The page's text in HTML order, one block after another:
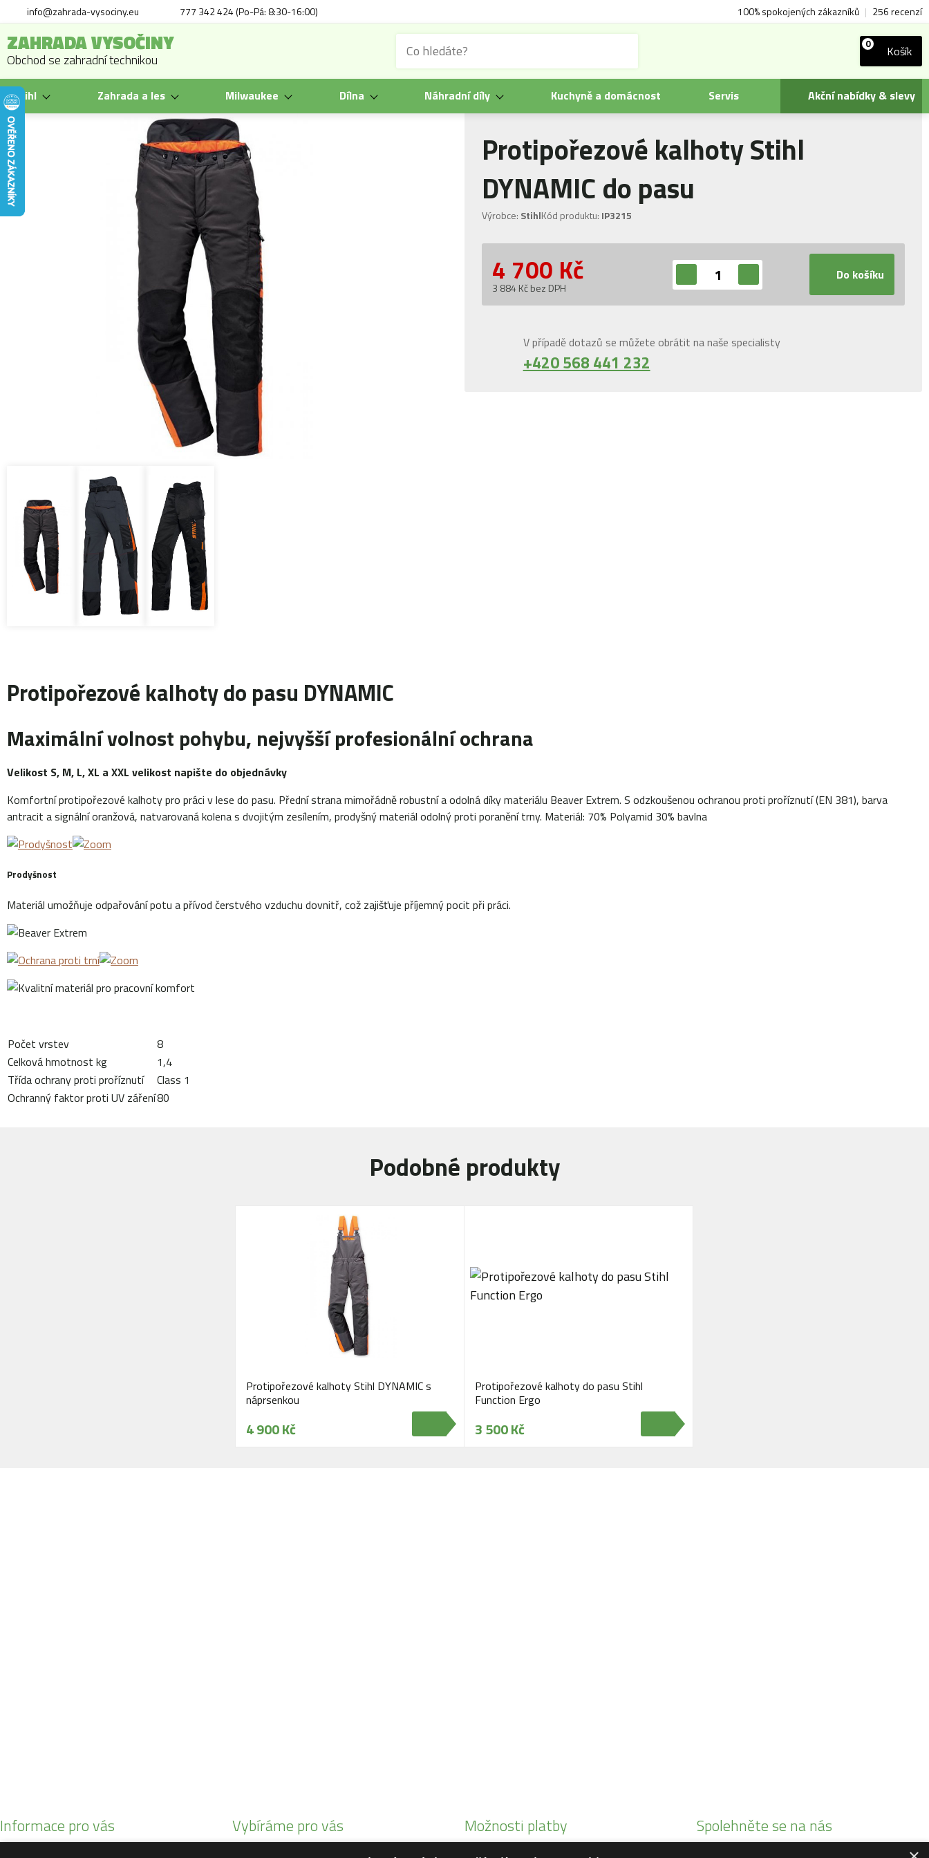
info@zahrada-vysociny.eu 777 342 424 (Po-Pá: 8:30-16:00) 100% spokojených zákazníků | 256 recenzí
ZAHRADA VYSOČINY
Obchod se zahradní technikou
0 Košík
Stihl Zahrada a les Milwaukee Dílna Náhradní díly Kuchyně a domácnost Servis Akční nabídky & slevy
Protipořezové kalhoty Stihl
DYNAMIC do pasu
Výrobce: StihlKód produktu: IP3215
4 700 Kč
3 884 Kč bez DPH
Do košíku
V případě dotazů se můžete obrátit na naše specialisty
+420 568 441 232
Protipořezové kalhoty do pasu DYNAMIC
Maximální volnost pohybu, nejvyšší profesionální ochrana
Velikost S, M, L, XL a XXL velikost napište do objednávky
Komfortní protipořezové kalhoty pro práci v lese do pasu. Přední strana mimořádně robustní a odolná díky materiálu Beaver Extrem. S odzkoušenou ochranou proti proříznutí (EN 381), barva
antracit a signální oranžová, natvarovaná kolena s dvojitým zesílením, prodyšný materiál odolný proti poranění trny. Materiál: 70% Polyamid 30% bavlna
Prodyšnost
Materiál umožňuje odpařování potu a přívod čerstvého vzduchu dovnitř, což zajišťuje příjemný pocit při práci.
Počet vrstev
8
Celková hmotnost kg
1,4
Třída ochrany proti proříznutí
Class 1
Ochranný faktor proti UV záření80
Podobné produkty
Protipořezové kalhoty Stihl DYNAMIC s
náprsenkou
4 900 Kč
Protipořezové kalhoty do pasu Stihl
Function Ergo
3 500 Kč
Informace pro vás Vybíráme pro vás Možnosti platby Spolehněte se na nás